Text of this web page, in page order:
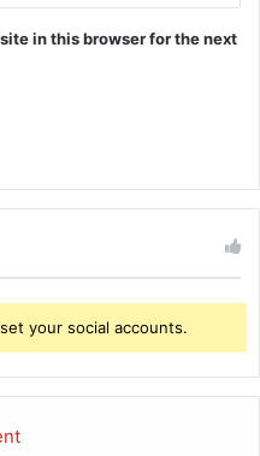
in this browser for the next
your social accounts.